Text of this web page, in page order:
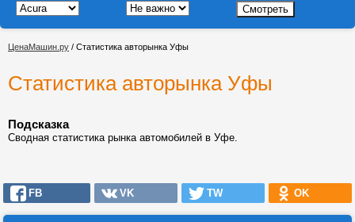
ЦенаМашин.ру / Статистика авторынка Уфы
Статистика авторынка Уфы
Подсказка
Сводная статистика рынка автомобилей в Уфе.
FB VK TW OK